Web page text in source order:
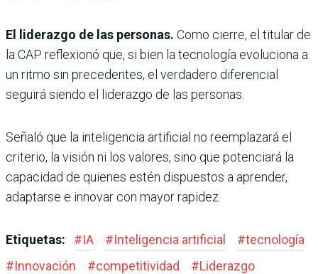
El liderazgo de las personas. Como cierre, el titular de
la CAP reflexionó que, si bien la tecnología evoluciona a
un ritmo sin precedentes, el verdadero diferencial
seguirá siendo el liderazgo de las personas.
Señaló que la inteligencia artificial no reemplazará el
criterio, la visión ni los valores, sino que potenciará la
capacidad de quienes estén dispuestos a aprender,
adaptarse e innovar con mayor rapidez.
Etiquetas: #IA #Inteligencia artificial #tecnología
#Innovación #competitividad #Liderazgo